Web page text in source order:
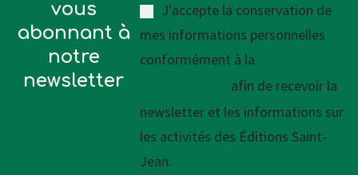
vous
abonnant à
notre
newsletter
J'accepte la conservation de
mes informations personnelles
conformément à la
afin de recevoir la
newsletter et les informations sur
les activités des Éditions Saint-
Jean.